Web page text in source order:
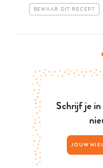
BEWAAR DIT RECEPT
Schrijf je